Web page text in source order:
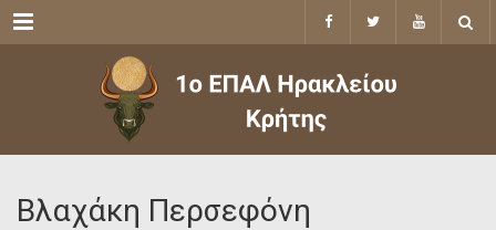
Menu
Βλαχάκη Περσεφόνη